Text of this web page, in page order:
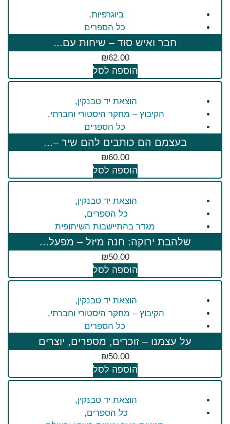
ביוגרפיות,
כל הספרים
חבר ואיש סוד – שיחות עם...
₪62.00
הוספה לסל
הוצאת יד טבנקין,
הקיבוץ – מחקר היסטורי וחברתי,
כל הספרים
בעצמם הם כותבים להם שיר –...
₪60.00
הוספה לסל
הוצאת יד טבנקין,
כל הספרים,
מגדר בהתיישבות השיתופית
שלהבת ירוקה: חנה מיזל – מפעל...
₪50.00
הוספה לסל
הוצאת יד טבנקין,
הקיבוץ – מחקר היסטורי וחברתי,
כל הספרים
על עצמנו – זוכרים, מספרים, יוצרים
₪50.00
הוספה לסל
הוצאת יד טבנקין,
כל הספרים,